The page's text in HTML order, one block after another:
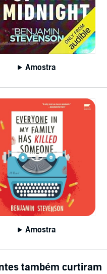
Amostra
Amostra
também curtiram